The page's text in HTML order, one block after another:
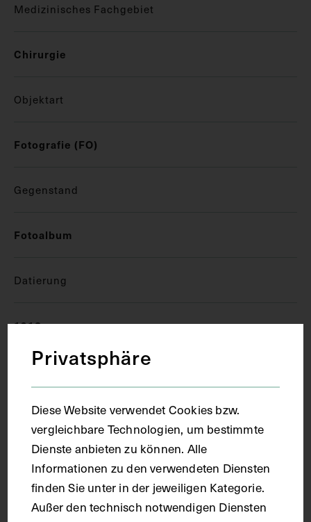
Medizinisches Fachgebiet
Chirurgie
Objektart
Fotografie (FO)
Gegenstand
Fotoalbum
Datierung
1918
Wien
Material
Papier
Privatsphäre
Diese Website verwendet Cookies bzw.
vergleichbare Technologien, um bestimmte
Dienste anbieten zu können. Alle
Informationen zu den verwendeten Diensten
finden Sie unter in der jeweiligen Kategorie.
Außer den technisch notwendigen Diensten